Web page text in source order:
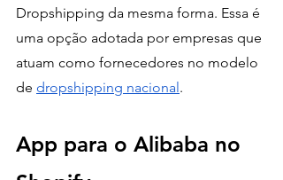
Dropshipping da mesma forma. Essa é
uma opção adotada por empresas que
atuam como fornecedores no modelo
de dropshipping nacional.
App para o Alibaba no